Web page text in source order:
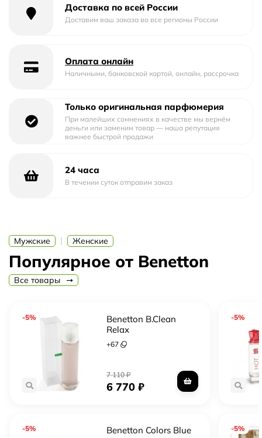
Верхние ноты: зеленый кардамон, грейпфрут и дыня.
Страна изготовитель: Италия
Доставка по всей России
Доставим ваш заказа во все регионы России
Оплата онлайн
Наличными, банковской картой, онлайн, рассрочка
Только оригинальная парфюмерия
При малейших сомнениях в качестве мы вернём
деньги или заменим товар — наша репутация
важнее быстрой продажи
24 часа
В течении суток отправим заказ
Мужские | Женские
Популярное от Benetton
Все товары
-5%
Benetton B.Clean
Relax
+67
7 110₽
6 770₽
-5% Benetton Colors Blue
-5%
-5%